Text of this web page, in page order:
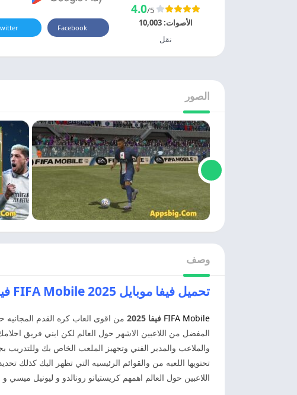
4.0/5
الأصوات:10,003
نقل
Facebook
الصور
وصف
تحميل فيفا موبايل 2025 FIFA Mobile فيفا موبايل مهكره
FIFA Mobile فيفا 2025
من اقوى العاب كره القدم المجانيه
المفضل من اللاعبين الاشهر حول العالم لكن ابني فريق
والملاعب والمدير الفني وتجهيز الملعب الخاص بك وللتدريب
تحتويها اللعبه من والقوائم الرئيسيه التي تظهر اليك كذلك
اللاعبين حول العالم اهمهم كريستيانو رونالدو و ليونيل